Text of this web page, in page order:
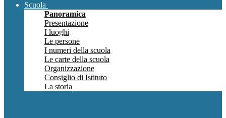
Scuola
Panoramica
Presentazione
I luoghi
Le persone
I numeri della scuola
Le carte della scuola
Organizzazione
Consiglio di Istituto
La storia